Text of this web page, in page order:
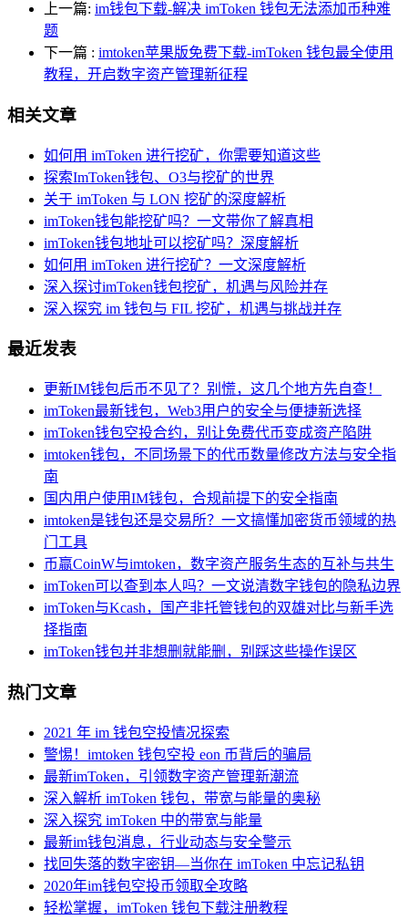
上一篇: im钱包下载-解决 imToken 钱包无法添加币种难
题
下一篇 : imtoken苹果版免费下载-imToken 钱包最全使用
教程，开启数字资产管理新征程
相关文章
如何用 imToken 进行挖矿，你需要知道这些
探索ImToken钱包、O3与挖矿的世界
关于 imToken 与 LON 挖矿的深度解析
imToken钱包能挖矿吗？一文带你了解真相
imToken钱包地址可以挖矿吗？深度解析
如何用 imToken 进行挖矿？一文深度解析
深入探讨imToken钱包挖矿，机遇与风险并存
深入探究 im 钱包与 FIL 挖矿，机遇与挑战并存
最近发表
更新IM钱包后币不见了？别慌，这几个地方先自查！
imToken最新钱包，Web3用户的安全与便捷新选择
imToken钱包空投合约，别让免费代币变成资产陷阱
imtoken钱包，不同场景下的代币数量修改方法与安全指
南
国内用户使用IM钱包，合规前提下的安全指南
imtoken是钱包还是交易所？一文搞懂加密货币领域的热
门工具
币赢CoinW与imtoken，数字资产服务生态的互补与共生
imToken可以查到本人吗？一文说清数字钱包的隐私边界
imToken与Kcash，国产非托管钱包的双雄对比与新手选
择指南
imToken钱包并非想删就能删，别踩这些操作误区
热门文章
2021 年 im 钱包空投情况探索
警惕！imtoken 钱包空投 eon 币背后的骗局
最新imToken，引领数字资产管理新潮流
深入解析 imToken 钱包，带宽与能量的奥秘
深入探究 imToken 中的带宽与能量
最新im钱包消息，行业动态与安全警示
找回失落的数字密钥—当你在 imToken 中忘记私钥
2020年im钱包空投币领取全攻略
轻松掌握，imToken 钱包下载注册教程